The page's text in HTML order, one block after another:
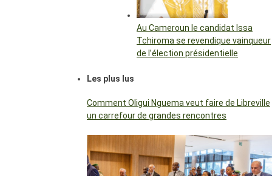
Au Cameroun le candidat Issa
Tchiroma se revendique vainqueur
de l’élection présidentielle
Les plus lus
Comment Oligui Nguema veut faire de Libreville
un carrefour de grandes rencontres